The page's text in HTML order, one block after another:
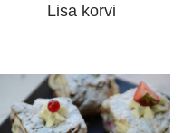
Lisa korvi